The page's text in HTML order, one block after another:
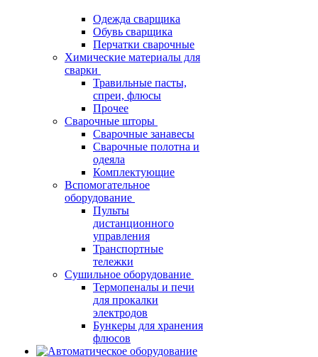
Одежда сварщика
Обувь сварщика
Перчатки сварочные
Химические материалы для
сварки
Травильные пасты,
спреи, флюсы
Прочее
Сварочные шторы
Сварочные занавесы
Сварочные полотна и
одеяла
Комплектующие
Вспомогательное
оборудование
Пульты
дистанционного
управления
Транспортные
тележки
Сушильное оборудование
Термопеналы и печи
для прокалки
электродов
Бункеры для хранения
флюсов